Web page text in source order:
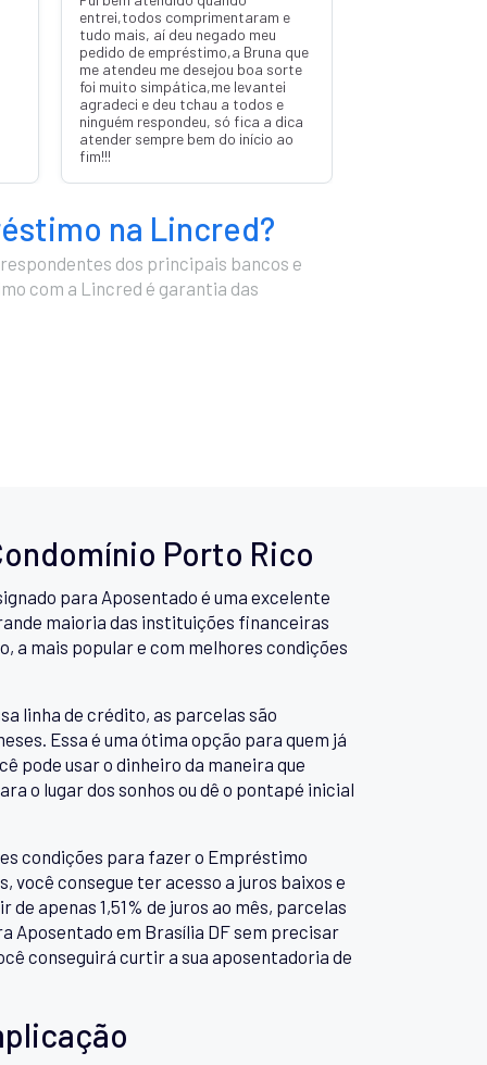
entrei,todos comprimentaram e
tudo mais, aí deu negado meu
pedido de empréstimo,a Bruna que
me atendeu me desejou boa sorte
foi muito simpática,me levantei
agradeci e deu tchau a todos e
ninguém respondeu, só fica a dica
atender sempre bem do início ao
fim!!!
na Lincred?
dos principais bancos e
com a Lincred é garantia das
Porto Rico
para Aposentado é uma excelente
maioria das instituições financeiras
a mais popular e com melhores condições
linha de crédito, as parcelas são
Essa é uma ótima opção para quem já
pode usar o dinheiro da maneira que
o lugar dos sonhos ou dê o pontapé inicial
condições para fazer o Empréstimo
consegue ter acesso a juros baixos e
apenas 1,51% de juros ao mês, parcelas
Aposentado em Brasília DF sem precisar
conseguirá curtir a sua aposentadoria de